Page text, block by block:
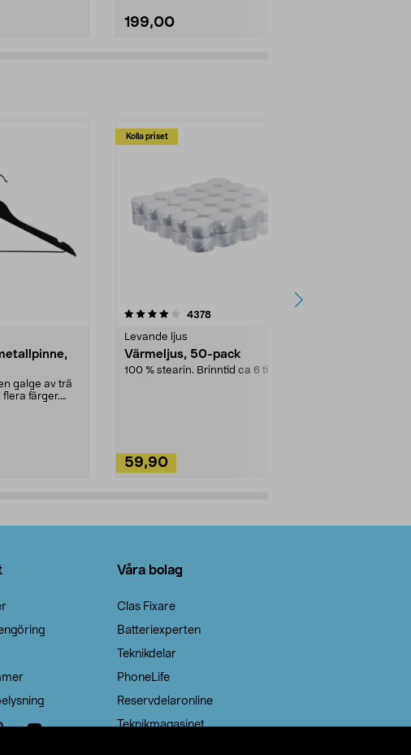
199,00
galge av trä
färger.
Kolla priset
4378recensioner
Levande ljus
Värmeljus, 50-pack
100 % stearin. Brinntid ca 6 tim.
59,90
4.5av 5 stjärnor
Våra bolag
Clas Fixare
Batteriexperten
Teknikdelar
PhoneLife
Reservdelaronline
Teknikmagasinet